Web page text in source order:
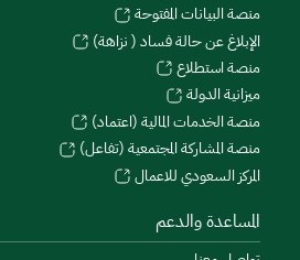
منصة البيانات المفتوحة
الإبلاغ عن حالة فساد ( نزاهة)
منصة استطلاع
ميزانية الدولة
منصة الخدمات المالية (اعتماد)
منصة المشاركة المجتمعية (تفاعل)
المركز السعودي للاعمال
المساعدة والدعم